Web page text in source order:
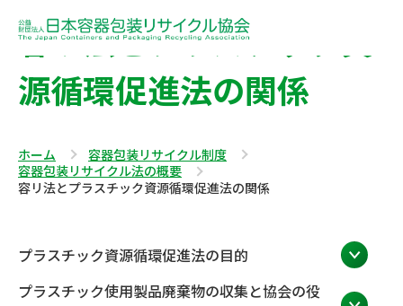
容リ法とプラスチック資
源循環促進法の関係
ホーム
容器包装リサイクル制度
容器包装リサイクル法の概要
容リ法とプラスチック資源循環促進法の関係
プラスチック資源循環促進法の目的
プラスチック使用製品廃棄物の収集と協会の役